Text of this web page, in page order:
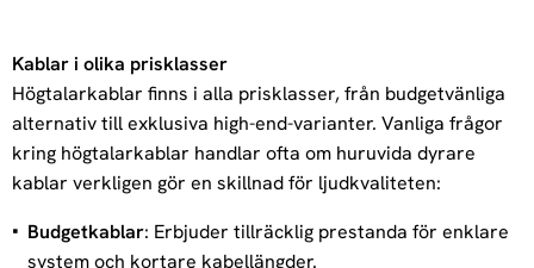
Kablar i olika prisklasser
Högtalarkablar finns i alla prisklasser, från budgetvänliga
alternativ till exklusiva high-end-varianter. Vanliga frågor
kring högtalarkablar handlar ofta om huruvida dyrare
kablar verkligen gör en skillnad för ljudkvaliteten:
Budgetkablar: Erbjuder tillräcklig prestanda för enklare
system och kortare kabellängder.